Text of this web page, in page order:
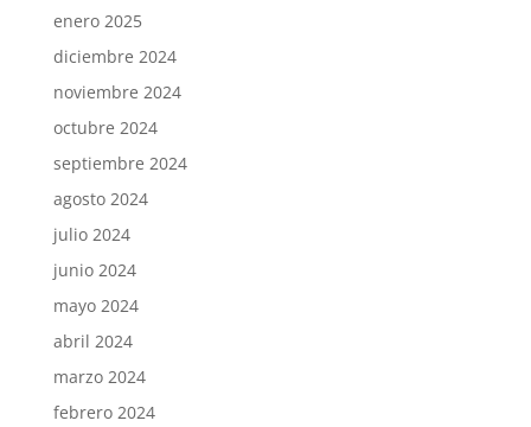
enero 2025
diciembre 2024
noviembre 2024
octubre 2024
septiembre 2024
agosto 2024
julio 2024
junio 2024
mayo 2024
abril 2024
marzo 2024
febrero 2024